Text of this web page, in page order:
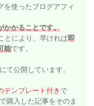
を使ったブログアフィ
かかることです。
とにより、早ければ即
能です。
て公開しています。
テンプレート付き で
購入した記事をそのま